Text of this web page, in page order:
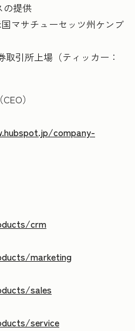
の提供
サチューセッツ州ケンブ
上場（ティッカー：
）
company-
crm
marketing
sales
service